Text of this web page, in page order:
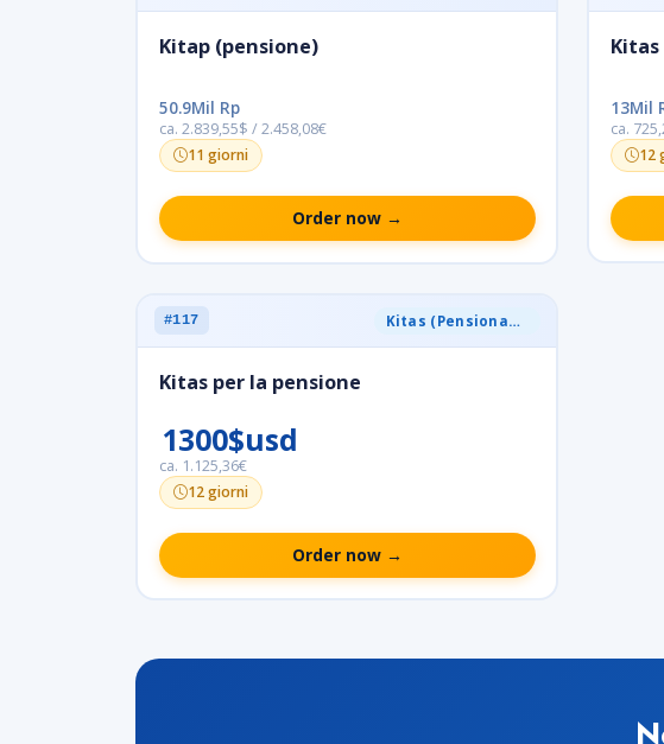
Kitap (pensione)
50.9Mil Rp
ca. 2.839,55$ / 2.458,08€
11 giorni
Order now →
13Mil
ca.
12
#117 Kitas (Pensionamento)
Kitas per la pensione
1300$usd
ca. 1.125,36€
12 giorni
Order now →